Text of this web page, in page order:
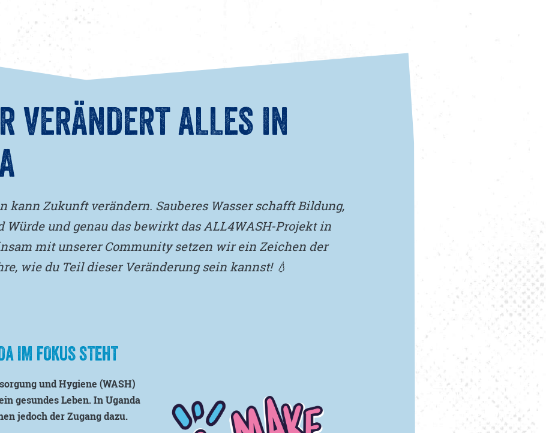
VERÄNDERT ALLES IN
kann Zukunft verändern. Sauberes Wasser schafft Bildung,
Würde und genau das bewirkt das ALL4WASH-Projekt in
mit unserer Community setzen wir ein Zeichen der
wie du Teil dieser Veränderung sein kannst! 💧
IM FOKUS STEHT
und Hygiene (WASH)
gesundes Leben. In Uganda
jedoch der Zugang dazu.